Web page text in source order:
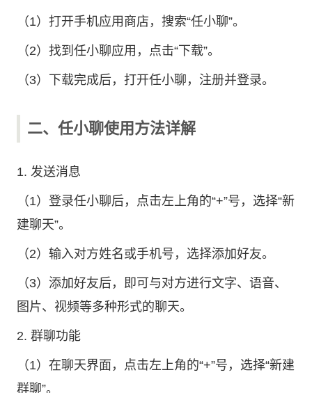
（1）打开手机应用商店，搜索“任小聊”。
（2）找到任小聊应用，点击“下载”。
（3）下载完成后，打开任小聊，注册并登录。
二、任小聊使用方法详解
1. 发送消息
（1）登录任小聊后，点击左上角的“+”号，选择“新
建聊天”。
（2）输入对方姓名或手机号，选择添加好友。
（3）添加好友后，即可与对方进行文字、语音、
图片、视频等多种形式的聊天。
2. 群聊功能
（1）在聊天界面，点击左上角的“+”号，选择“新建
群聊”。